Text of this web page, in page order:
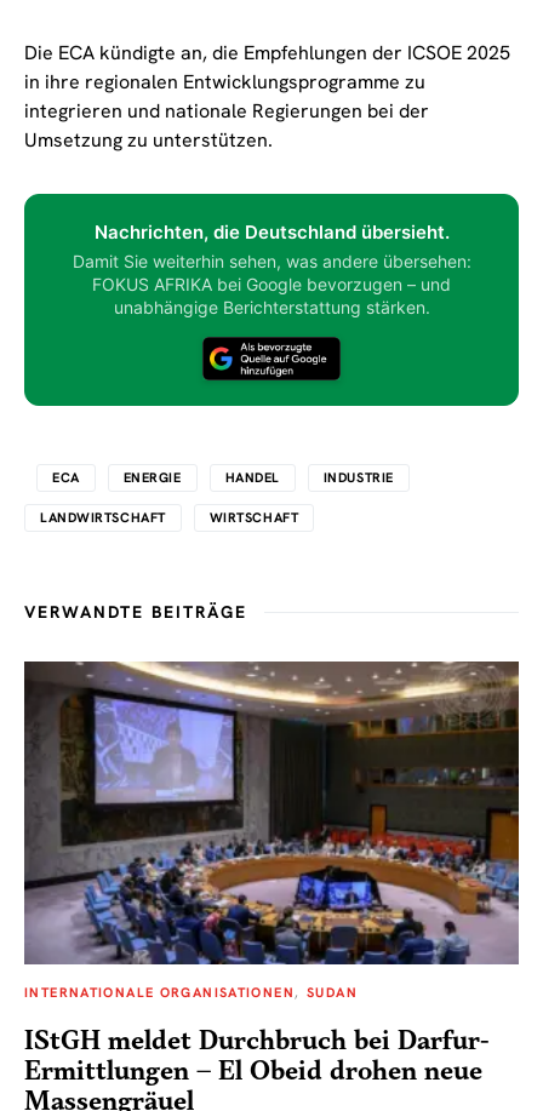
Die ECA kündigte an, die Empfehlungen der ICSOE 2025
in ihre regionalen Entwicklungsprogramme zu
integrieren und nationale Regierungen bei der
Umsetzung zu unterstützen.
Nachrichten, die Deutschland übersieht.
Damit Sie weiterhin sehen, was andere übersehen:
FOKUS AFRIKA bei Google bevorzugen – und
unabhängige Berichterstattung stärken.
ECA ENERGIE HANDEL INDUSTRIE
LANDWIRTSCHAFT WIRTSCHAFT
VERWANDTE BEITRÄGE
INTERNATIONALE ORGANISATIONEN SUDAN
IStGH meldet Durchbruch bei Darfur-
Ermittlungen – El Obeid drohen neue
Massengräuel